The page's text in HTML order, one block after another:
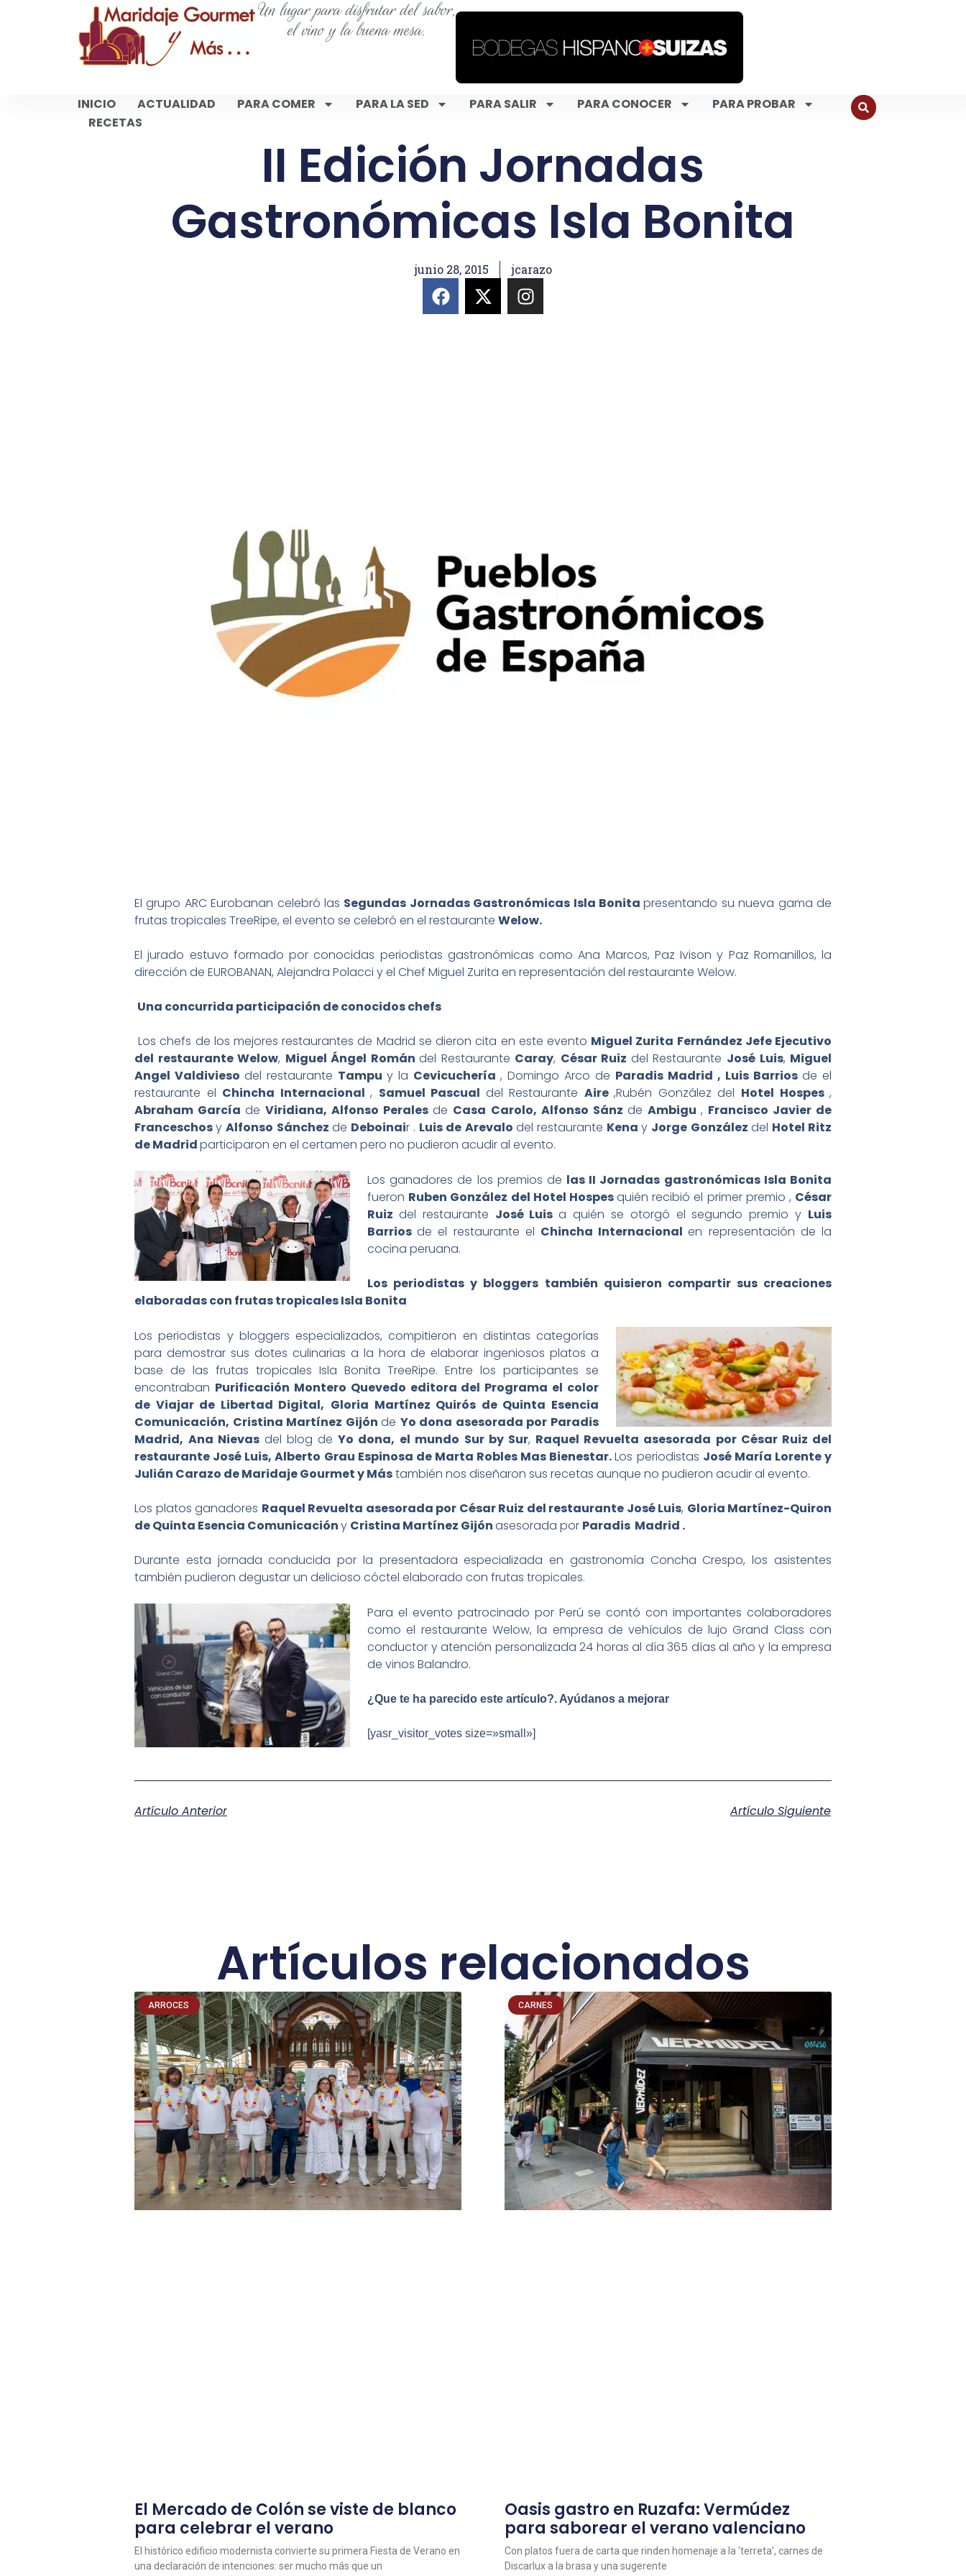
Un lugar para disfrutar del sabor,
el vino y la buena mesa.
INICIO ACTUALIDAD PARA COMER PARA LA SED PARA SALIR PARA CONOCER
PARA PROBAR
RECETAS
II Edición Jornadas
Gastronómicas Isla Bonita
junio 28, 2015 jcarazo
El grupo ARC Eurobanan celebró las Segundas Jornadas Gastronómicas Isla Bonitapresentando su nueva gama de
frutas tropicales TreeRipe, el evento se celebró en el restaurante Welow.
El jurado estuvo formado por conocidas periodistas gastronómicas como Ana Marcos, Paz Ivison y Paz Romanillos, la
dirección de EUROBANAN, Alejandra Polacci y el Chef Miguel Zurita en representación del restaurante Welow.
Una concurrida participación de conocidos chefs
Los chefs de los mejores restaurantes de Madrid se dieron cita en este evento Miguel Zurita Fernández Jefe Ejecutivo
del restaurante Welow, Miguel Ángel Romándel Restaurante Caray, César Ruiz del Restaurante José Luis, Miguel
Angel Valdivieso del restaurante Tampu y la Cevicuchería , Domingo Arco de Paradis Madrid , Luis Barrios de el
restaurante el Chincha Internacional, Samuel Pascual del Restaurante Aire,Rubén González del Hotel Hospes,
Abraham GarcíadeViridiana, Alfonso Peralesde Casa Carolo, Alfonso Sánz de Ambigu , Francisco Javier de
FranceschosyAlfonso Sánchez de Deboinair . Luis de Arevalo del restaurante Kenay Jorge González del Hotel Ritz
de Madridparticiparon en el certamen pero no pudieron acudir al evento.
Los ganadores de los premios de las II Jornadas gastronómicas Isla Bonita
fueron Ruben González del Hotel Hospesquién recibió el primer premio , César
Ruiz del restaurante José Luisa quién se otorgó el segundo premio y Luis
Barriosde el restaurante el Chincha Internacionalen representación de la
cocina peruana.
Los periodistas y bloggers también quisieron compartir sus creaciones
elaboradas con frutas tropicales Isla Bonita
Los periodistas y bloggers especializados, compitieron en distintas categorías
para demostrar sus dotes culinarias a la hora de elaborar ingeniosos platos a
base de las frutas tropicales Isla Bonita TreeRipe. Entre los participantes se
encontraban Purificación Montero Quevedo editora del Programa el color
de Viajar de Libertad Digital, Gloria Martínez Quirós de Quinta Esencia
Comunicación, Cristina Martínez Gijónde Yo dona asesorada por Paradis
Madrid, Ana Nievas del blog de Yo dona, el mundo Sur by Sur, Raquel Revuelta asesorada por César Ruiz del
restaurante José Luis, Alberto Grau Espinosa de Marta Robles Mas Bienestar.Los periodistas José María Lorente y
Julián Carazo de Maridaje Gourmet y Mástambién nos diseñaron sus recetas aunque no pudieron acudir al evento.
Los platos ganadores Raquel Revuelta asesorada por César Ruiz del restaurante José Luis, Gloria Martínez-Quiron
de Quinta Esencia Comunicacióny Cristina Martínez Gijónasesorada por Paradis Madrid .
Durante esta jornada conducida por la presentadora especializada en gastronomía Concha Crespo, los asistentes
también pudieron degustar un delicioso cóctel elaborado con frutas tropicales.
Para el evento patrocinado por Perú se contó con importantes colaboradores
como el restaurante Welow, la empresa de vehículos de lujo Grand Class con
conductor y atención personalizada 24 horas al día 365 días al año y la empresa
de vinos Balandro.
¿Que te ha parecido este artículo?. Ayúdanos a mejorar
[yasr_visitor_votes size=»small»]
Artículo Anterior Artículo Siguiente
Artículos relacionados
ARROCES
El Mercado de Colón se viste de blanco
para celebrar el verano
El histórico edificio modernista convierte su primera Fiesta de Verano en
una declaración de intenciones: ser mucho más que un
CARNES
Oasis gastro en Ruzafa: Vermúdez
para saborear el verano valenciano
Con platos fuera de carta que rinden homenaje a la ‘terreta’, carnes de
Discarlux a la brasa y una sugerente